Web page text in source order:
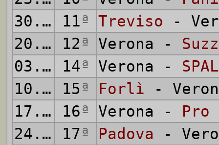
30.12.1945
11ª Treviso -
20.01.1946
12ª Verona -
03.02.1946
14ª Verona - SPAL
10.02.1946
15ª Forlì -
17.02.1946
16ª Verona - Pro
24.02.1946
17ª Padova -